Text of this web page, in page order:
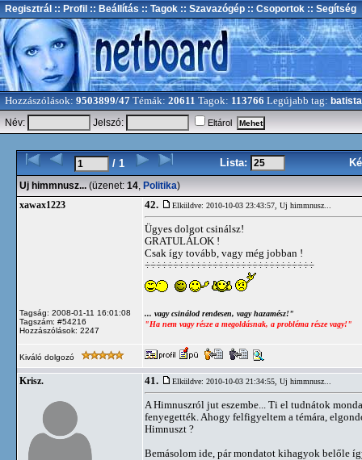
Regisztrál :: Profil :: Beállítás :: Tagok :: Szavazógép :: Csoportok :: Segítség
Hozzászólások: 9503899/47 Témák: 20611 Tagok: 113766 Legújabb tag: batista
Név:
Jelszó: Eltárol
/ 1 Lista:
Uj himmnusz... (üzenet: 14, Politika)
xawax1223
Tagság: 2008-01-11 16:01:08
Tagszám: #54216
Hozzászólások: 2247
42. Elküldve: 2010-10-03 23:43:57, Uj himmnusz...
Ügyes dolgot csinálsz!
GRATULÁLOK !
Csak így tovább, vagy még jobban !
÷÷÷÷÷÷÷÷÷÷÷÷÷÷÷÷÷÷÷÷÷÷÷÷÷÷÷÷÷÷
... vagy csinálod rendesen, vagy hazamész!"
"Ha nem vagy része a megoldásnak, a probléma része vagy!"
Kiváló dolgozó
Krisz. 41. Elküldve: 2010-10-03 21:34:55, Uj himmnusz...
A Himnuszról jut eszembe... Ti el tudnátok
fenyegették. Ahogy felfigyeltem a témára,
Himnuszt ?
Bemásolom ide, pár mondatot kihagyok belőle